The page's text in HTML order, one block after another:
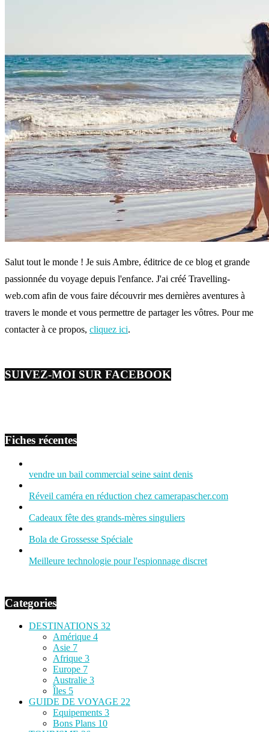
Salut tout le monde ! Je suis Ambre, éditrice de ce blog et grande
passionnée du voyage depuis l'enfance. J'ai créé Travelling-
web.com afin de vous faire découvrir mes dernières aventures à
travers le monde et vous permettre de partager les vôtres. Pour me
contacter à ce propos, cliquez ici.
SUIVEZ-MOI SUR FACEBOOK
Fiches récentes
vendre un bail commercial seine saint denis
Réveil caméra en réduction chez camerapascher.com
Cadeaux fête des grands-mères singuliers
Bola de Grossesse Spéciale
Meilleure technologie pour l'espionnage discret
Categories
DESTINATIONS 32
Amérique 4
Asie 7
Afrique 3
Europe 7
Australie 3
Îles 5
GUIDE DE VOYAGE 22
Equipements 3
Bons Plans 10